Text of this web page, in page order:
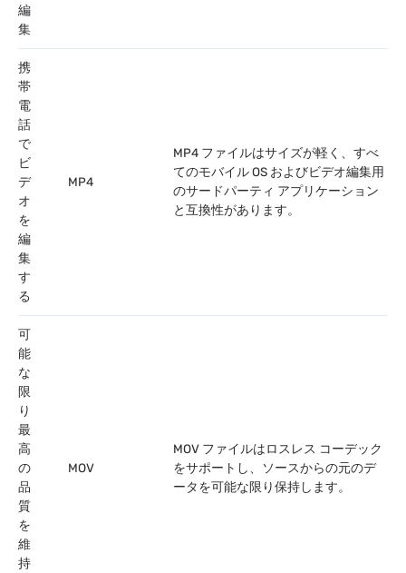
編
集
携
帯
電
話
で
ビ
デ
オ
を
編
集
す
る
MP4
MP4 ファイルはサイズが軽く、すべ
てのモバイル OS およびビデオ編集用
のサードパーティ アプリケーション
と互換性があります。
可
能
な
限
り
最
高
の
品
質
を
維
持
MOV
MOV ファイルはロスレス コーデック
をサポートし、ソースからの元のデ
ータを可能な限り保持します。